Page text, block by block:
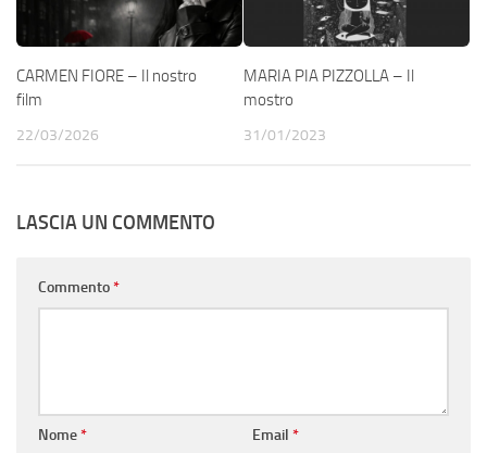
CARMEN FIORE – Il nostro
film
22/03/2026
MARIA PIA PIZZOLLA – Il
mostro
31/01/2023
LASCIA UN COMMENTO
Commento*
Nome* Email *